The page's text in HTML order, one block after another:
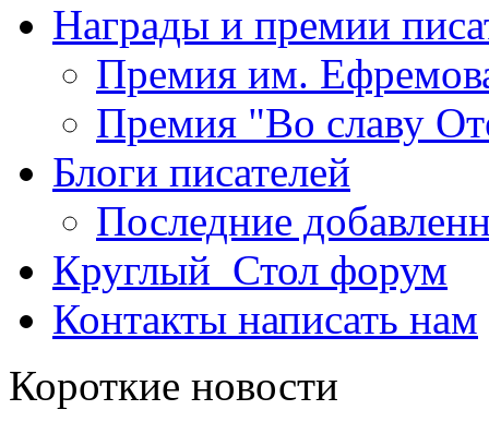
Награды и премии
Премия им.
Премия "Во славу
Блоги писателей
Последние
Круглый_Стол форум
Контакты написать нам
Короткие новости